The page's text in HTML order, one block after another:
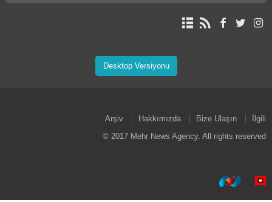
Desktop Versiyonu
Arşiv Hakkımızda Bize Ulaşın
İlgili
© 2017 Mehr News Agency. All rights reserved